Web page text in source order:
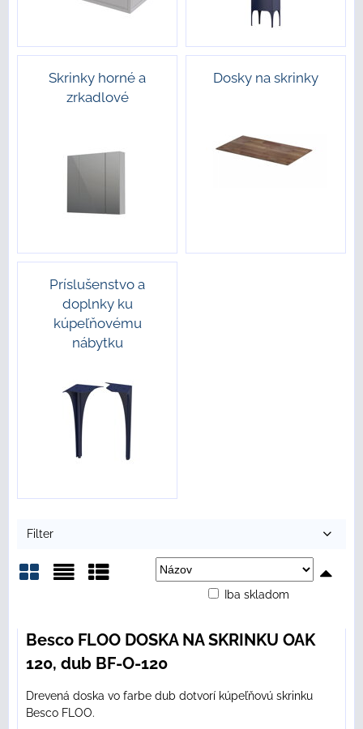
Skrinky horné a
zrkadlové
Dosky na skrinky
Príslušenstvo a
doplnky ku
kúpeľňovému
nábytku
Filter
Iba skladom
Besco FLOO DOSKA NA SKRINKU OAK
120, dub BF-O-120
Drevená doska vo farbe dub dotvorí kúpeľňovú skrinku
Besco FLOO.